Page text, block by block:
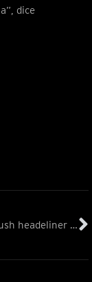
dice
Bobby Rush headeliner al Porretta Soul Festival 2023